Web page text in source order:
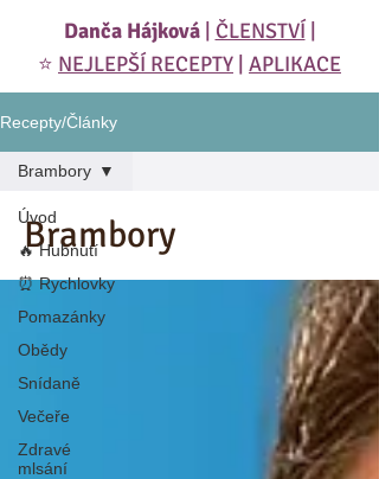
Danča Hájková| ČLENSTVÍ
⭐️ NEJLEPŠÍ RECEPTY APLIKACE
Recepty/Články
Úvod
🔥 Hubnutí
⏰ Rychlovky
Pomazánky
Obědy
Snídaně
Večeře
Zdravé
mlsání
Brambory
Brambory